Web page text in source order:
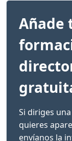
Añade
Si diriges
quieres
envíanos la